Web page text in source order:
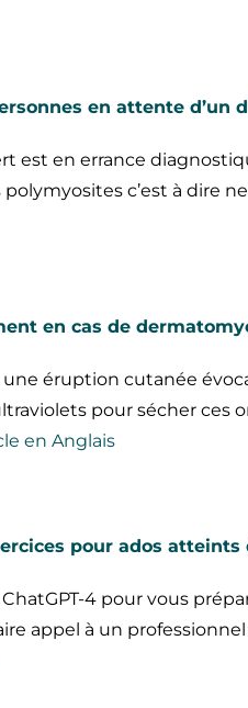
en attente d’un
est en errance
c’est à dire
en cas de
éruption cutanée
pour sécher ces
en Anglais
pour ados
4 pour vous
appel à un